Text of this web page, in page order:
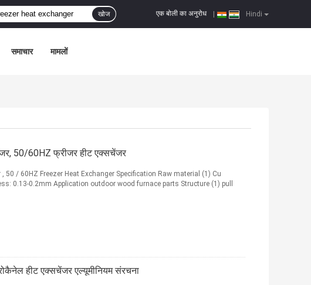
Hindi
एक बोली का अनुरोध
खोज
समाचार मामलों
50/60HZ फ्रीजर हीट एक्सचेंजर
50 / 60HZ Freezer Heat Exchanger Specification Raw material (1) Cu
0.13-0.2mm Application outdoor wood furnace parts Structure (1) pull
हीट एक्सचेंजर एल्यूमीनियम संरचना